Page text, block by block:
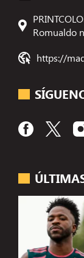
Romualdo
https://